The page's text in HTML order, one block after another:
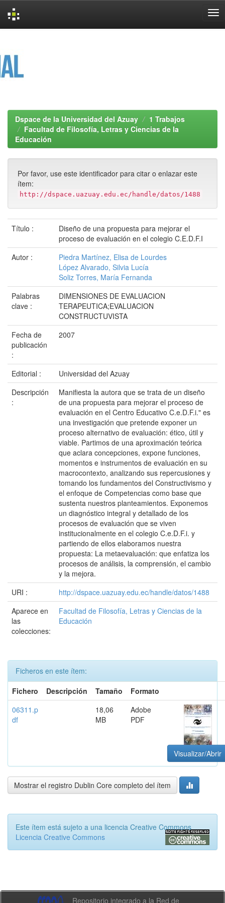
Dspace de la Universidad del Azuay
1 Trabajos
Facultad de Filosofía, Letras y Ciencias de la
Educación
Por favor, use este identificador para citar o enlazar este
ítem:
http://dspace.uazuay.edu.ec/handle/datos/1488
Título :
Diseño de una propuesta para mejorar el
proceso de evaluación en el colegio C.E.D.F.I
Autor :
Piedra Martínez, Elisa de Lourdes
López Alvarado, Silvia Lucía
Soliz Torres, María Fernanda
Palabras
clave :
DIMENSIONES DE EVALUACION
TERAPEUTICA;EVALUACION
CONSTRUCTUVISTA
Fecha de
publicación
:
2007
Editorial :
Universidad del Azuay
Descripción
:
Manifiesta la autora que se trata de un diseño
de una propuesta para mejorar el proceso de
evaluación en el Centro Educativo C.e.D.F.i." es
una investigación que pretende exponer un
proceso alternativo de evaluación: ético, útil y
viable. Partimos de una aproximación teórica
que aclara concepciones, expone funciones,
momentos e instrumentos de evaluación en su
macrocontexto, analizando sus repercusiones y
tomando los fundamentos del Constructivismo y
el enfoque de Competencias como base que
sustenta nuestros planteamientos. Exponemos
un diagnóstico integral y detallado de los
procesos de evaluación que se viven
institucionalmente en el colegio C.e.D.F.i. y
partiendo de ellos elaboramos nuestra
propuesta: La metaevaluación: que enfatiza los
procesos de análisis, la comprensión, el cambio
y la mejora.
URI :
http://dspace.uazuay.edu.ec/handle/datos/1488
Aparece en
las
colecciones:
Facultad de Filosofía, Letras y Ciencias de la
Educación
Ficheros en este ítem:
Fichero
Descripción Tamaño
Formato
06311.p
df
18,06
MB
Adobe
PDF
Visualizar/Abrir
Mostrar el registro Dublin Core completo del ítem
Este ítem está sujeto a una licencia Creative Commons
Licencia Creative Commons
Repositorio integrado a la Red de